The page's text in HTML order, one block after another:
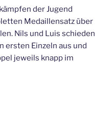
der Jugend
Medaillensatz über
Nils und Luis schieden
ersten Einzeln aus und
jeweils knapp im